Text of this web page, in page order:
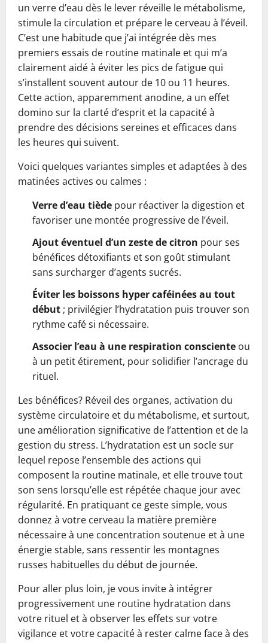
un verre d’eau dès le lever réveille le métabolisme,
stimule la circulation et prépare le cerveau à l’éveil.
C’est une habitude que j’ai intégrée dès mes
premiers essais de routine matinale et qui m’a
clairement aidé à éviter les pics de fatigue qui
s’installent souvent autour de 10 ou 11 heures.
Cette action, apparemment anodine, a un effet
domino sur la clarté d’esprit et la capacité à
prendre des décisions sereines et efficaces dans
les heures qui suivent.
Voici quelques variantes simples et adaptées à des
matinées actives ou calmes :
Verre d’eau tiède pour réactiver la digestion et
favoriser une montée progressive de l’éveil.
Ajout éventuel d’un zeste de citron pour ses
bénéfices détoxifiants et son goût stimulant
sans surcharger d’agents sucrés.
Éviter les boissons hyper caféinées au tout
début ; privilégier l’hydratation puis trouver son
rythme café si nécessaire.
Associer l’eau à une respiration consciente ou
à un petit étirement, pour solidifier l’ancrage du
rituel.
Les bénéfices? Réveil des organes, activation du
système circulatoire et du métabolisme, et surtout,
une amélioration significative de l’attention et de la
gestion du stress. L’hydratation est un socle sur
lequel repose l’ensemble des actions qui
composent la routine matinale, et elle trouve tout
son sens lorsqu’elle est répétée chaque jour avec
régularité. En pratiquant ce geste simple, vous
donnez à votre cerveau la matière première
nécessaire à une concentration soutenue et à une
énergie stable, sans ressentir les montagnes
russes habituelles du début de journée.
Pour aller plus loin, je vous invite à intégrer
progressivement une routine hydratation dans
votre rituel et à observer les effets sur votre
vigilance et votre capacité à rester calme face à des